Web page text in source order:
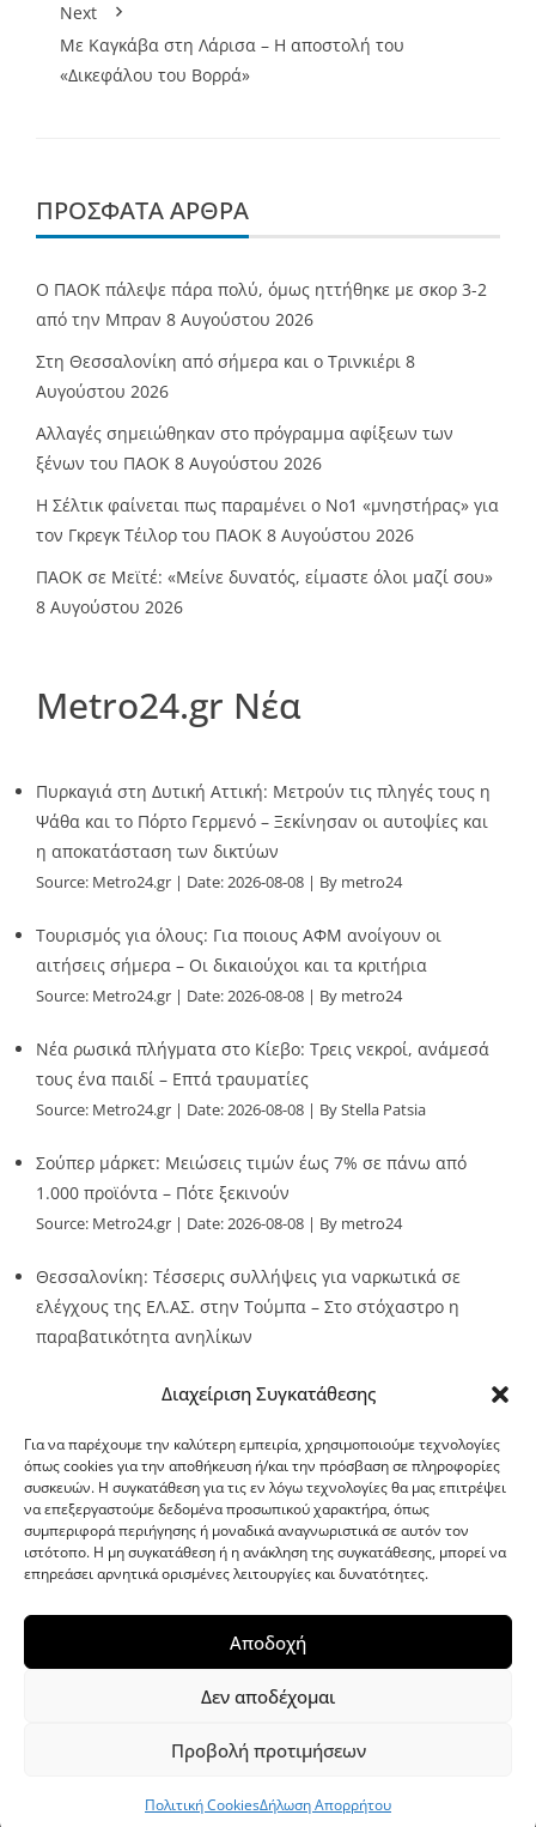
Διαχείριση Συγκατάθεσης
Για να παρέχουμε την καλύτερη εμπειρία, χρησιμοποιούμε τεχνολογίες
όπως cookies για την αποθήκευση ή/και την πρόσβαση σε πληροφορίες
συσκευών. Η συγκατάθεση για τις εν λόγω τεχνολογίες θα μας επιτρέψει
να επεξεργαστούμε δεδομένα προσωπικού χαρακτήρα, όπως
συμπεριφορά περιήγησης ή μοναδικά αναγνωριστικά σε αυτόν τον
ιστότοπο. Η μη συγκατάθεση ή η ανάκληση της συγκατάθεσης, μπορεί να
επηρεάσει αρνητικά ορισμένες λειτουργίες και δυνατότητες.
Αποδοχή
Δεν αποδέχομαι
Προβολή προτιμήσεων
Πολιτική CookiesΔήλωση Απορρήτου
Next
Με Καγκάβα στη Λάρισα – Η αποστολή του
«Δικεφάλου του Βορρά»
ΠΡΌΣΦΑΤΑ ΆΡΘΡΑ
Ο ΠΑΟΚ πάλεψε πάρα πολύ, όμως ηττήθηκε με σκορ 3-2
από την Μπραν 8 Αυγούστου 2026
Στη Θεσσαλονίκη από σήμερα και ο Τρινκιέρι 8
Αυγούστου 2026
Αλλαγές σημειώθηκαν στο πρόγραμμα αφίξεων των
ξένων του ΠΑΟΚ 8 Αυγούστου 2026
Η Σέλτικ φαίνεται πως παραμένει ο Νο1 «μνηστήρας» για
τον Γκρεγκ Τέιλορ του ΠΑΟΚ 8 Αυγούστου 2026
ΠΑΟΚ σε Μεϊτέ: «Μείνε δυνατός, είμαστε όλοι μαζί σου»
8 Αυγούστου 2026
Metro24.gr Νέα
Πυρκαγιά στη Δυτική Αττική: Μετρούν τις πληγές τους η
Ψάθα και το Πόρτο Γερμενό – Ξεκίνησαν οι αυτοψίες και
η αποκατάσταση των δικτύων
Source: Metro24.gr Date: 2026-08-08 By metro24
Τουρισμός για όλους: Για ποιους ΑΦΜ ανοίγουν οι
αιτήσεις σήμερα – Οι δικαιούχοι και τα κριτήρια
Source: Metro24.gr Date: 2026-08-08 By metro24
Νέα ρωσικά πλήγματα στο Κίεβο: Τρεις νεκροί, ανάμεσά
τους ένα παιδί – Επτά τραυματίες
Source: Metro24.gr Date: 2026-08-08 By Stella Patsia
Σούπερ μάρκετ: Μειώσεις τιμών έως 7% σε πάνω από
1.000 προϊόντα – Πότε ξεκινούν
Source: Metro24.gr Date: 2026-08-08 By metro24
Θεσσαλονίκη: Τέσσερις συλλήψεις για ναρκωτικά σε
ελέγχους της ΕΛ.ΑΣ. στην Τούμπα – Στο στόχαστρο η
παραβατικότητα ανηλίκων
G-point.gr
WordPress Theme|Viral Newsby HashThemes